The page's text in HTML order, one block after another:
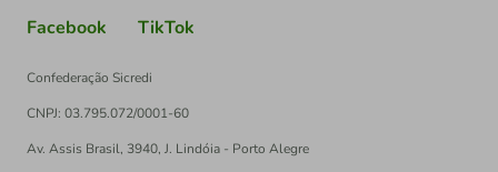
Facebook TikTok
Confederação Sicredi
CNPJ: 03.795.072/0001-60
Av. Assis Brasil, 3940, J. Lindóia - Porto Alegre